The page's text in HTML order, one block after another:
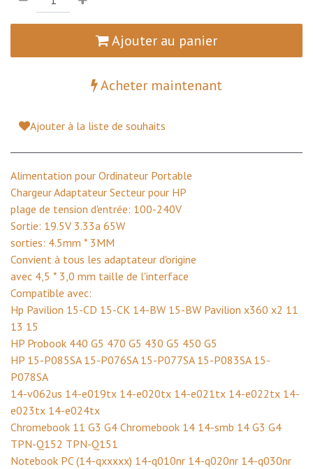
Ajouter au panier
Acheter maintenant
Ajouter à la liste de souhaits
Alimentation pour Ordinateur Portable
Chargeur Adaptateur Secteur pour HP
plage de tension d'entrée: 100-240V
Sortie: 19.5V 3.33a 65W
sorties: 4.5mm * 3MM
Convient à tous les adaptateur d'origine
avec 4,5 * 3,0 mm taille de l'interface
Compatible avec:
Hp Pavilion 15-CD 15-CK 14-BW 15-BW Pavilion x360 x2 11
13 15
HP Probook 440 G5 470 G5 430 G5 450 G5
HP 15-P085SA 15-P076SA 15-P077SA 15-P083SA 15-
P078SA
14-v062us 14-e019tx 14-e020tx 14-e021tx 14-e022tx 14-
e023tx 14-e024tx
Chromebook 11 G3 G4 Chromebook 14 14-smb 14 G3 G4
TPN-Q152 TPN-Q151
Notebook PC (14-qxxxxx) 14-q010nr 14-q020nr 14-q030nr